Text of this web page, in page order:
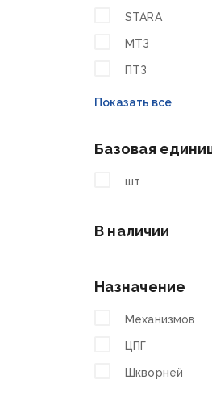
STARA
МТЗ
ПТЗ
Показать все
Базовая
шт
В наличии
Назначение
Механизмов
ЦПГ
Шкворней